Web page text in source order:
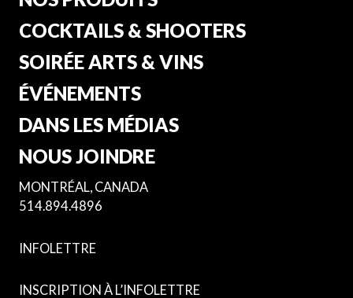
COCKTAILS & SHOOTERS
SOIRÉE ARTS & VINS
ÉVÉNEMENTS
DANS LES MÉDIAS
NOUS JOINDRE
MONTRÉAL, CANADA
514.894.4896
INFOLETTRE
INSCRIPTION À L’INFOLETTRE